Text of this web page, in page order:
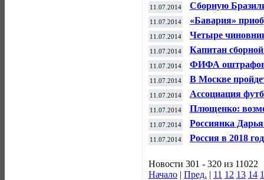
11.07.2014
Сборную
считает Зико
11.07.2014
«Бавария»
миллионов евро
11.07.2014
Четыре
результатов
11.07.2014
Капитан
московский
11.07.2014 ФИФА
11.07.2014
В Москве
футболу
11.07.2014
Ассоциация
11.07.2014
Плющенко:
сезон, но и
11.07.2014
Россиянка
мировой рекорд
11.07.2014
Россия в 2018
Новости 301 - 320 из 11022
Начало | Пред. | 11 12 13 14